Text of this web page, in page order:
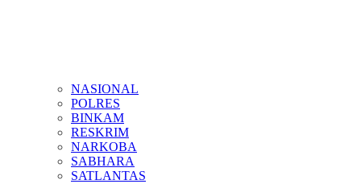
NASIONAL
POLRES
BINKAM
RESKRIM
NARKOBA
SABHARA
SATLANTAS